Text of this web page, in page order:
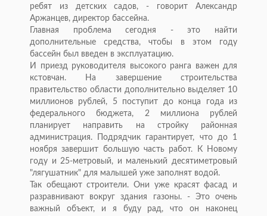
ребят из детских садов, - говорит Александр
Аржанцев, директор бассейна.
Главная проблема сегодня - это найти
дополнительные средства, чтобы в этом году
бассейн был введен в эксплуатацию.
И приезд руководителя высокого ранга важен для
кстовчан. На завершение строительства
правительство области дополнительно выделяет 10
миллионов рублей, 5 поступит до конца года из
федерального бюджета, 2 миллиона рублей
планирует направить на стройку районная
администрация. Подрядчик гарантирует, что до 1
ноября завершит большую часть работ. К Новому
году и 25-метровый, и маленький десятиметровый
"лягушатник" для малышей уже заполнят водой.
Так обещают строители. Они уже красят фасад и
разравнивают вокруг здания газоны. - Это очень
важный объект, и я буду рад, что он наконец